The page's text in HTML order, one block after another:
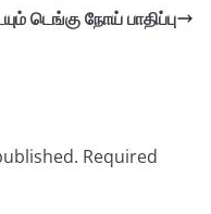
டெங்கு நோய் பாதிப்பு
Required